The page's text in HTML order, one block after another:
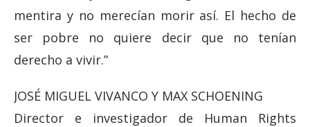
mentira y no merecían morir así. El hecho de
ser pobre no quiere decir que no tenían
derecho a vivir.”
JOSÉ MIGUEL VIVANCO Y MAX SCHOENING
Director e investigador de Human Rights